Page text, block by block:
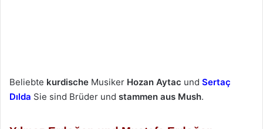
Beliebte kurdische Musiker Hozan Aytac und Sertaç
Dılda Sie sind Brüder und stammen aus Mush.